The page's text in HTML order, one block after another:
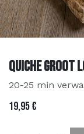
Quiche Groot
20-25 min
19,95€